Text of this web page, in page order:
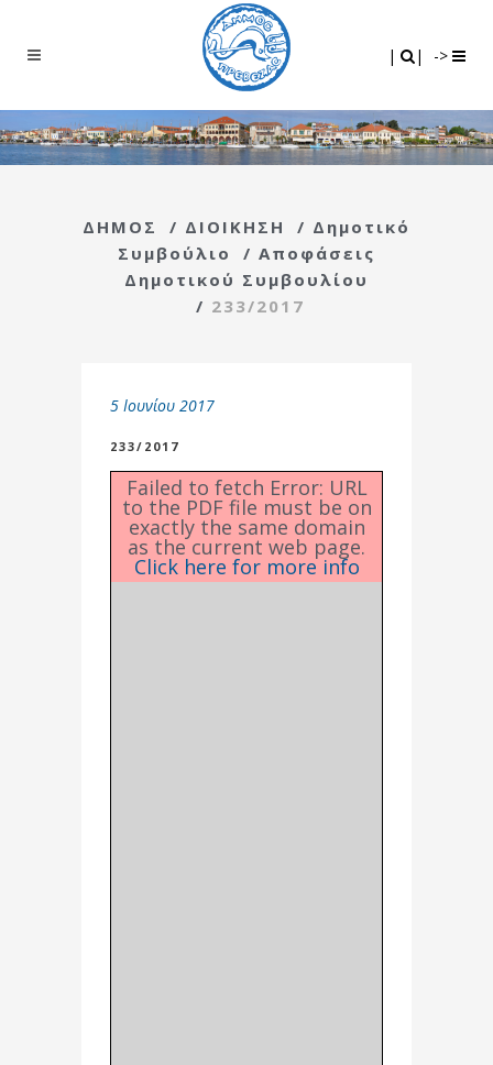
| | ->
ΔΗΜΟΣ / ΔΙΟΙΚΗΣΗ / Δημοτικό
Συμβούλιο
/ Αποφάσεις
Δημοτικού Συμβουλίου
/ 233/2017
5 Ιουνίου 2017
233/2017
Failed to fetch Error: URL
to the PDF file must be on
exactly the same domain
as the current web page.
Click here for more info